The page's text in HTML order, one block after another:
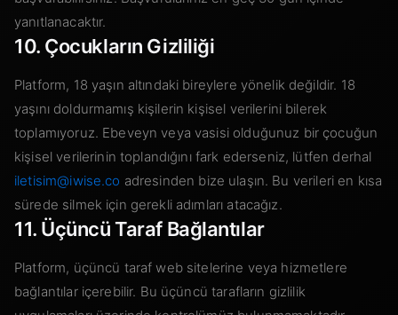
yanıtlanacaktır.
10. Çocukların Gizliliği
Platform, 18 yaşın altındaki bireylere yönelik değildir. 18
yaşını doldurmamış kişilerin kişisel verilerini bilerek
toplamıyoruz. Ebeveyn veya vasisi olduğunuz bir çocuğun
kişisel verilerinin toplandığını fark ederseniz, lütfen derhal
iletisim@iwise.co adresinden bize ulaşın. Bu verileri en kısa
sürede silmek için gerekli adımları atacağız.
11. Üçüncü Taraf Bağlantılar
Platform, üçüncü taraf web sitelerine veya hizmetlere
bağlantılar içerebilir. Bu üçüncü tarafların gizlilik